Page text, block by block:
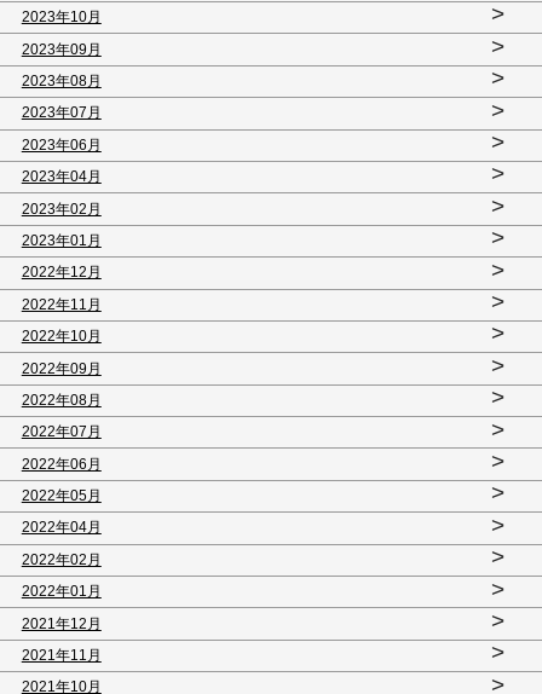
2023年10月 >
2023年09月 >
2023年08月 >
2023年07月 >
2023年06月 >
2023年04月 >
2023年02月 >
2023年01月 >
2022年12月 >
2022年11月 >
2022年10月 >
2022年09月 >
2022年08月 >
2022年07月 >
2022年06月 >
2022年05月 >
2022年04月 >
2022年02月 >
2022年01月 >
2021年12月 >
2021年11月 >
2021年10月 >